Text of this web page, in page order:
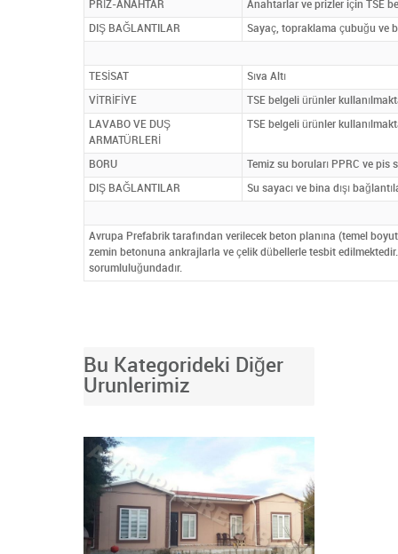
PRİZ-ANAHTAR Anahtarlar ve prizler için TSE
DIŞ BAĞLANTILAR Sayaç, topraklama çubuğu ve
TESİSAT Sıva Altı
VİTRİFİYE TSE belgeli ürünler
LAVABO VE DUŞ
ARMATÜRLERİ
TSE belgeli ürünler
BORU Temiz su boruları PPRC ve pis
DIŞ BAĞLANTILAR Su sayacı ve bina dışı
Avrupa Prefabrik tarafından verilecek beton planına (temel
zemin betonuna ankrajlarla ve çelik dübellerle tesbit
sorumluluğundadır.
Bu Kategorideki Diğer
Urunlerimiz